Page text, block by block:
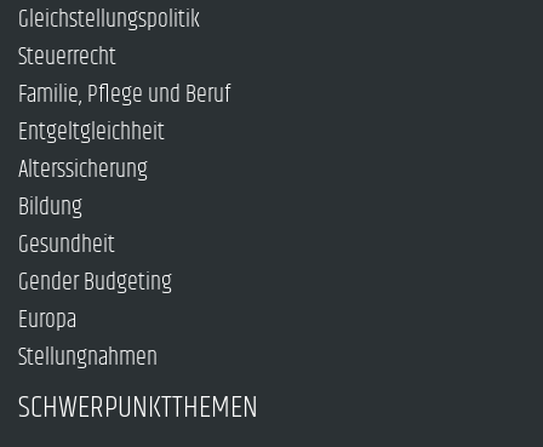
Gleichstellungspolitik
Steuerrecht
Familie, Pflege und Beruf
Entgeltgleichheit
Alterssicherung
Bildung
Gesundheit
Gender Budgeting
Europa
Stellungnahmen
SCHWERPUNKTTHEMEN